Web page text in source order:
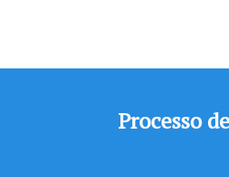
Processo